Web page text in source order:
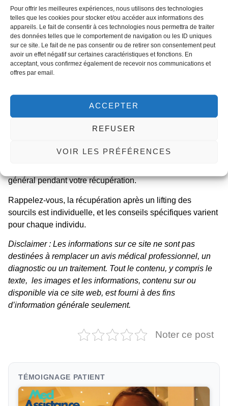
Pour offrir les meilleures expériences, nous utilisons des technologies
telles que les cookies pour stocker et/ou accéder aux informations des
appareils. Le fait de consentir à ces technologies nous permettra de traiter
des données telles que le comportement de navigation ou les ID uniques
sur ce site. Le fait de ne pas consentir ou de retirer son consentement peut
avoir un effet négatif sur certaines caractéristiques et fonctions. En
acceptant, vous confirmez également de recevoir nos communications et
offres par email.
ACCEPTER
REFUSER
VOIR LES PRÉFÉRENCES
quand vous pourrez reprendre vos activités habituelles,
alors assurez-vous de suivre ses instructions et ses
conseils.
7- Soyez patient et bienveillant avec vous-
même
N’essayez pas d’accélérer le processus ou de vous
Écoutez votre corps, reposez-vous chaque fois que
récupérer complètement. Investissez dans les soins
général pendant votre récupération.
Rappelez-vous, la récupération après un lifting des
sourcils est individuelle, et les conseils spécifiques varient
pour chaque individu.
Disclaimer : Les informations sur ce site ne sont pas
destinées à remplacer un avis médical professionnel, un
diagnostic ou un traitement. Tout le contenu, y compris le
texte, les images et les informations, contenu sur ou
disponible via ce site web, est fourni à des fins
d’information générale seulement.
Noter ce post
TÉMOIGNAGE PATIENT